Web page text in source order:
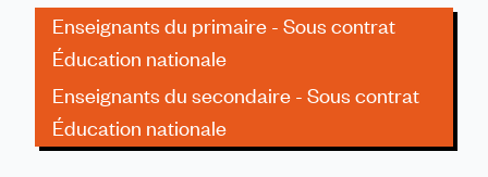
agents
Enseignants du primaire - Sous contrat
Éducation nationale
Enseignants du secondaire - Sous contrat
Éducation nationale